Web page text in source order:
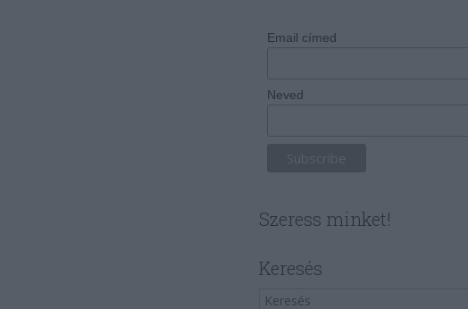
Email címed
Neved
Szeress minket!
Keresés